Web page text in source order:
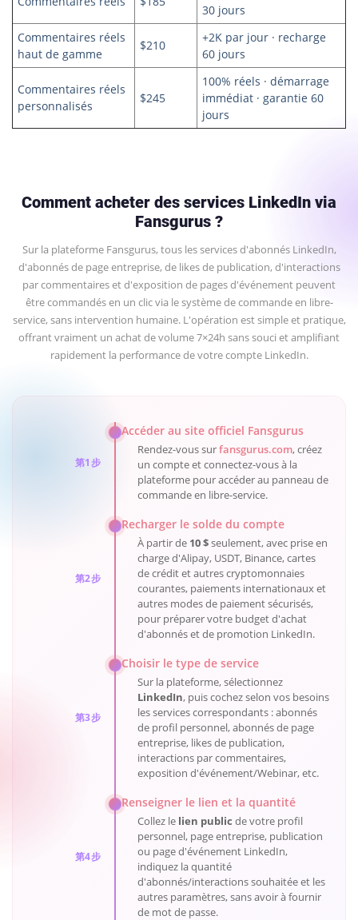
30 jours
Commentaires réels
haut de gamme
$210
+2K par jour · recharge
60 jours
Commentaires réels
personnalisés
$245
100% réels · démarrage
immédiat · garantie 60
jours
Comment acheter des services LinkedIn via
Fansgurus ?
Sur la plateforme Fansgurus, tous les services d'abonnés LinkedIn,
d'abonnés de page entreprise, de likes de publication, d'interactions
par commentaires et d'exposition de pages d'événement peuvent
être commandés en un clic via le système de commande en libre-
service, sans intervention humaine. L'opération est simple et pratique,
offrant vraiment un achat de volume 7×24h sans souci et amplifiant
rapidement la performance de votre compte LinkedIn.
第1步
Accéder au site officiel Fansgurus
Rendez-vous surfansgurus.com, créez
un compte et connectez-vous à la
plateforme pour accéder au panneau de
commande en libre-service.
第2步
Recharger le solde du compte
À partir de 10 $seulement, avec prise en
charge d'Alipay, USDT, Binance, cartes
de crédit et autres cryptomonnaies
courantes, paiements internationaux et
autres modes de paiement sécurisés,
pour préparer votre budget d'achat
d'abonnés et de promotion LinkedIn.
第3步
Choisir le type de service
Sur la plateforme, sélectionnez
LinkedIn, puis cochez selon vos besoins
les services correspondants : abonnés
de profil personnel, abonnés de page
entreprise, likes de publication,
interactions par commentaires,
exposition d'événement/Webinar, etc.
第4步
Renseigner le lien et la quantité
Collez le lien public de votre profil
personnel, page entreprise, publication
ou page d'événement LinkedIn,
indiquez la quantité
d'abonnés/interactions souhaitée et les
autres paramètres, sans avoir à fournir
de mot de passe.